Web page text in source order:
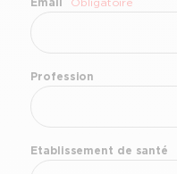
Profession
Etablissement de santé